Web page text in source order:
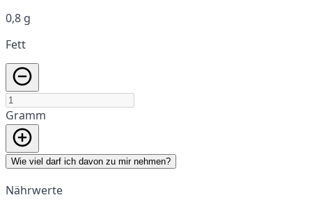
0,8 g
Fett
Gramm
Wie viel darf ich davon zu mir nehmen?
Nährwerte